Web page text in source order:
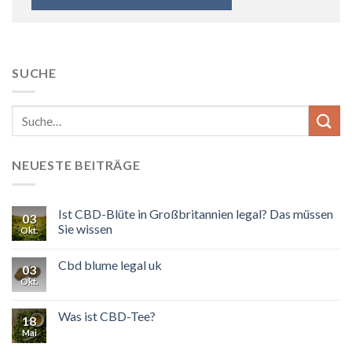
SUCHE
NEUESTE BEITRÄGE
03
Okt.
Ist CBD-Blüte in Großbritannien legal? Das müssen
Sie wissen
03
Okt.
Cbd blume legal uk
18
Mai
Was ist CBD-Tee?